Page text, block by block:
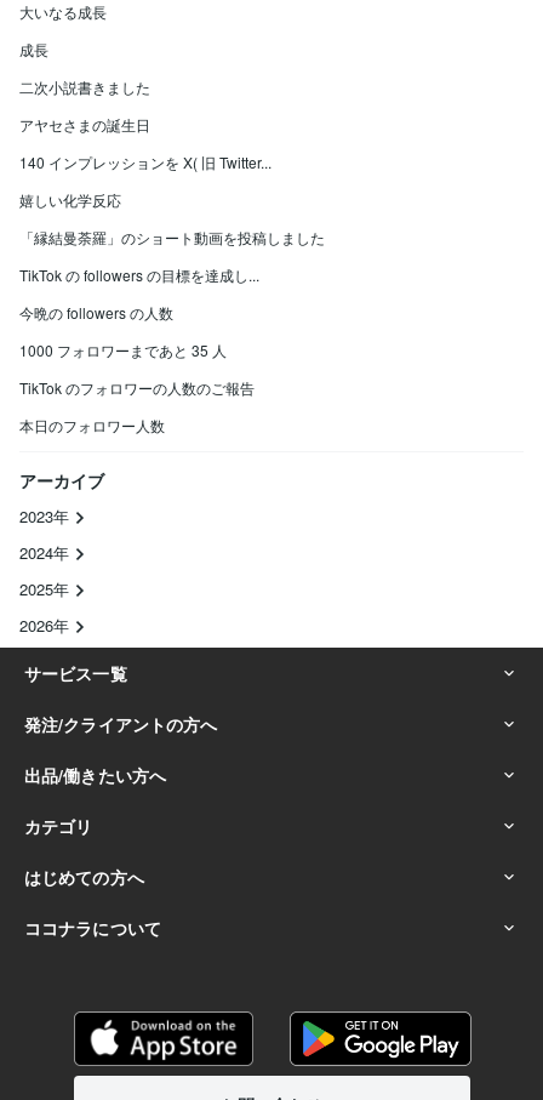
大いなる成長
成長
二次小説書きました
アヤセさまの誕生日
140 インプレッションを X( 旧 Twitter...
嬉しい化学反応
「縁結曼荼羅」のショート動画を投稿しました
TikTok の followers の目標を達成し...
今晩の followers の人数
1000 フォロワーまであと 35 人
TikTok のフォロワーの人数のご報告
本日のフォロワー人数
アーカイブ
2023年
2024年
2025年
2026年